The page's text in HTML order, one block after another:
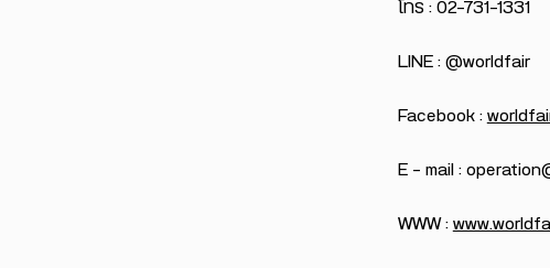
โทร : 02-731-1331
LINE : @worldfair
Facebook :
E – mail :
WWW :